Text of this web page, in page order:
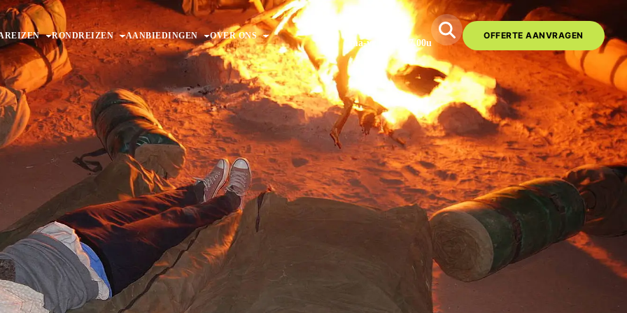
RONDREIZEN AANBIEDINGEN OVER ONS
ma-vr 09.00-17.00u
OFFERTE AANVRAGEN